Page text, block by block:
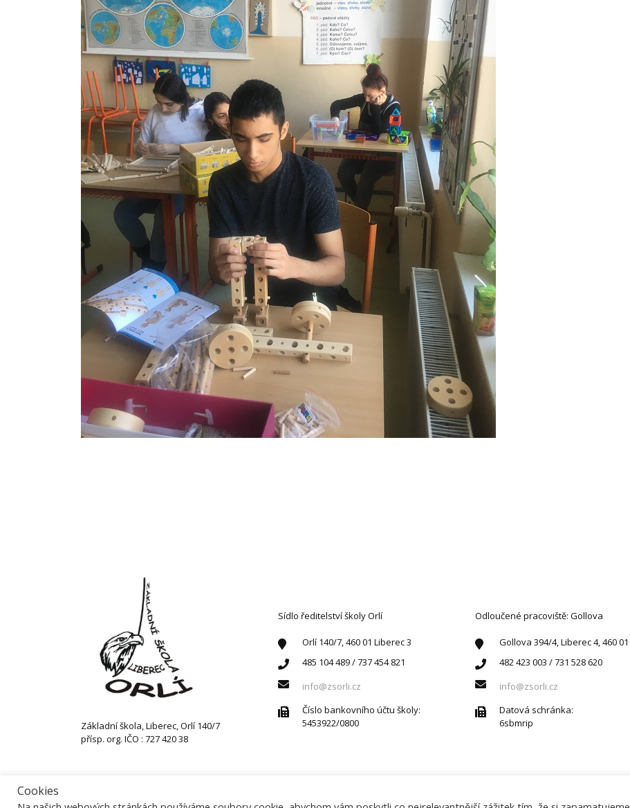
Základní škola, Liberec, Orlí 140/7
přísp. org. IČO : 727 420 38
Sídlo ředitelství školy Orlí
Orlí 140/7, 460 01 Liberec 3
485 104 489 / 737 454 821
info@zsorli.cz
Číslo bankovního účtu školy:
5453922/0800
Odloučené pracoviště: Gollova
Gollova 394/4, Liberec 4, 460 01
482 423 003 / 731 528 620
info@zsorli.cz
Datová schránka:
6sbmrip
Cookies